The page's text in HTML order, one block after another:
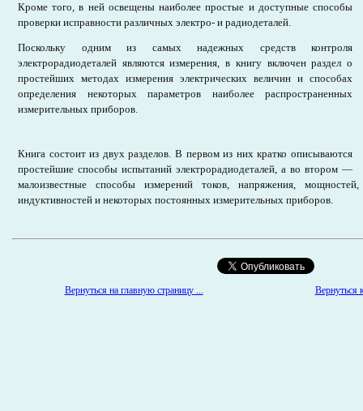
Кроме того, в ней освещены наиболее простые и доступные способы
проверки исправности различных электро- и радиодеталей.
Поскольку одним из самых надежных средств контроля
электрорадиодеталей являются измерения, в книгу включен раздел о
простейших методах измерения электрических величин и способах
определения некоторых параметров наиболее распространенных
измерительных приборов.
Книга состоит из двух разделов. В первом из них кратко описываются
простейшие способы испытаний электрорадиодеталей, а во втором —
малоизвестные способы измерений токов, напряжения, мощностей,
индуктивностей и некоторых постоянных измерительных приборов.
Вернуться на главную страницу ... Вернуться